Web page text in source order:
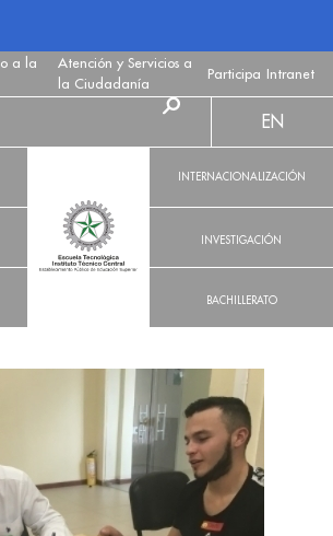
de Colombia
a la
Atención y Servicios a
la Ciudadanía
Participa Intranet
EN
INTERNACIONALIZACIÓN
INVESTIGACIÓN
BACHILLERATO